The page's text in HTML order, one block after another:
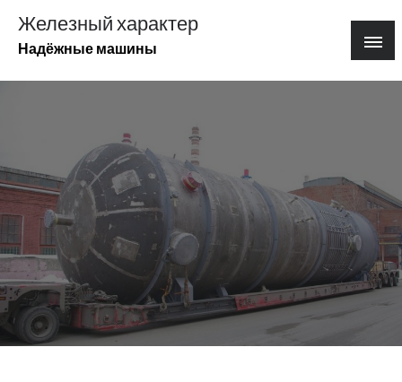
содержимому
Железный характер
Надёжные машины